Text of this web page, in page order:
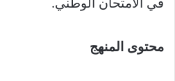
في الامتحان الوطني.​
محتوى المنهج